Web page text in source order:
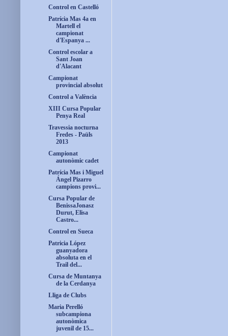
Control en Castelló
Patrícia Mas 4a en
Martell el
campionat
d'Espanya ...
Control escolar a
Sant Joan
d'Alacant
Campionat
provincial absolut
Control a València
XIII Cursa Popular
Penya Real
Travessia nocturna
Fredes - Paüls
2013
Campionat
autonòmic cadet
Patrícia Mas i Miguel
Ángel Pizarro
campions provi...
Cursa Popular de
BenissaJonasz
Durut, Elisa
Castro...
Control en Sueca
Patricia López
guanyadora
absoluta en el
Trail del...
Cursa de Muntanya
de la Cerdanya
Lliga de Clubs
Maria Perelló
subcampiona
autonòmica
juvenil de 15...